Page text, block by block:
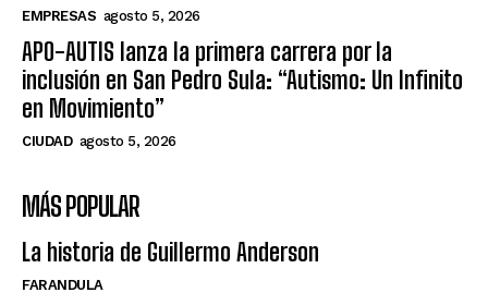
EMPRESAS agosto 5, 2026
APO-AUTIS lanza la primera carrera por la
inclusión en San Pedro Sula: “Autismo: Un Infinito
en Movimiento”
CIUDAD agosto 5, 2026
MÁS POPULAR
La historia de Guillermo Anderson
FARANDULA